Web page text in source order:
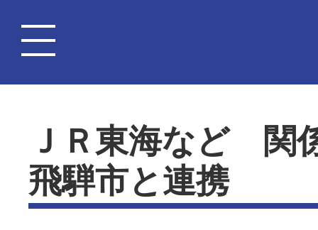
ＪＲ東海など 関
飛騨市と連携